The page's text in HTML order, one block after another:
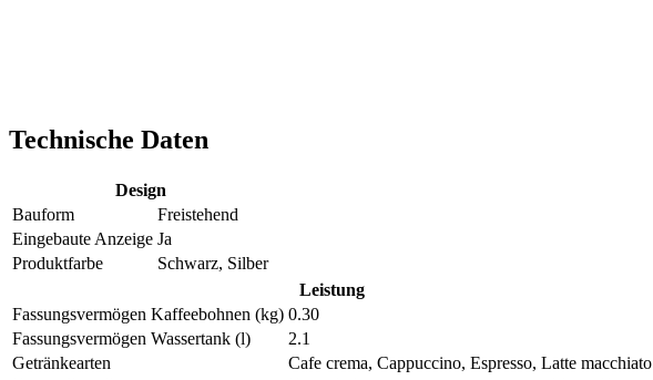
Technische Daten
Design
Bauform
Freistehend
Eingebaute Anzeige Ja
Produktfarbe
Schwarz, Silber
Leistung
Fassungsvermögen Kaffeebohnen (kg) 0.30
Fassungsvermögen Wassertank (l)
2.1
Getränkearten
Cafe crema, Cappuccino, Espresso, Latte macchiato